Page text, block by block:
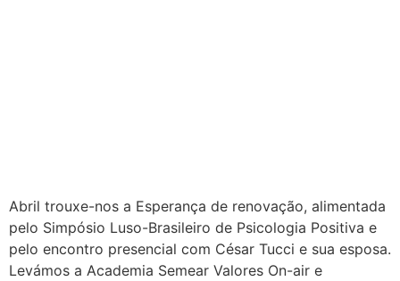
Abril trouxe-nos a Esperança de renovação, alimentada
pelo Simpósio Luso-Brasileiro de Psicologia Positiva e
pelo encontro presencial com César Tucci e sua esposa.
Levámos a Academia Semear Valores On-air e